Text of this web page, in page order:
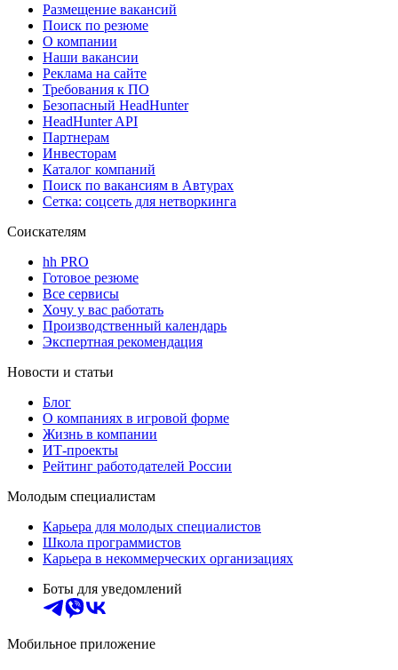
Размещение вакансий
Поиск по резюме
О компании
Наши вакансии
Реклама на сайте
Требования к ПО
Безопасный HeadHunter
HeadHunter API
Партнерам
Инвесторам
Каталог компаний
Поиск по вакансиям в Автурах
Сетка: соцсеть для нетворкинга
Соискателям
hh PRO
Готовое резюме
Все сервисы
Хочу у вас работать
Производственный календарь
Экспертная рекомендация
Новости и статьи
Блог
О компаниях в игровой форме
Жизнь в компании
ИТ-проекты
Рейтинг работодателей России
Молодым специалистам
Карьера для молодых специалистов
Школа программистов
Карьера в некоммерческих организациях
Боты для уведомлений
Мобильное приложение